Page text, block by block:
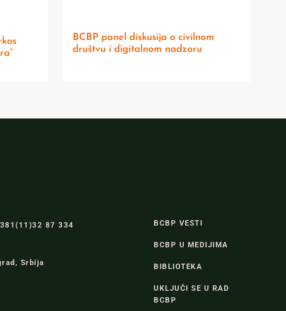
BCBP panel diskusija o civilnom
društvu i digitalnom nadzoru
87 334
Srbija
BCBP VESTI
BCBP U MEDIJIMA
BIBLIOTEKA
UKLJUČI SE U RAD
BCBP